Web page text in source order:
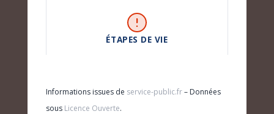
ÉTAPES DE VIE
Informations issues de service-public.fr– Données
sous Licence Ouverte.